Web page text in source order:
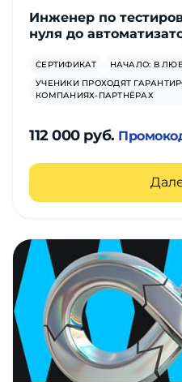
Инженер по
нуля до
СЕРТИФИКАТ
НАЧАЛО: В
УЧЕНИКИ ПРОХОДЯТ
КОМПАНИЯХ-ПАРТНЁРАХ
112 000 руб.